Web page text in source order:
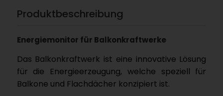
Produktbeschreibung
Energiemonitor für Balkonkraftwerke
Das Balkonkraftwerk ist eine innovative Lösung
für die Energieerzeugung, welche speziell für
Balkone und Flachdächer konzipiert ist.